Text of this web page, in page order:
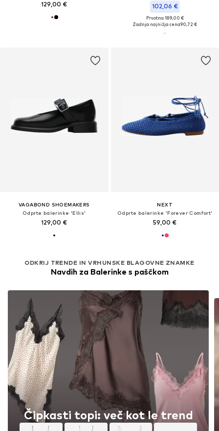
129,00 € 102,06 €
Prvotno: 189,00 €
Zadnja najnižja cena90,72 €
VAGABOND SHOEMAKERS
Odprte balerinke 'Ellis'
129,00 €
NEXT
Odprte balerinke 'Forever Comfort'
59,00 €
ODKRIJ TRENDE IN VRHUNSKE BLAGOVNE ZNAMKE
Navdih za Balerinke s paščkom
Čipkasti topi: več kot le trend